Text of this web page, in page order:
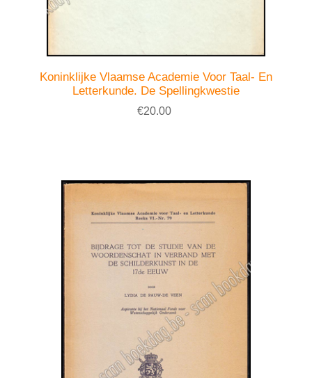
Koninklijke Vlaamse Academie Voor Taal- En
Letterkunde. De Spellingkwestie
€20.00